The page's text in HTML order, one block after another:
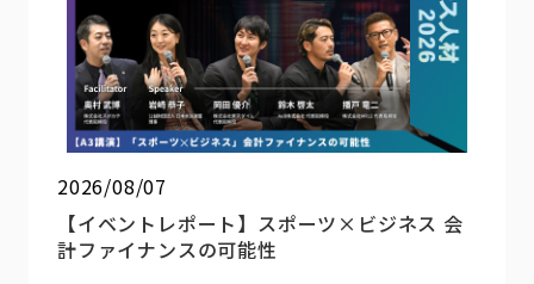
2026/08/07
【イベントレポート】スポーツ×ビジネス 会
計ファイナンスの可能性